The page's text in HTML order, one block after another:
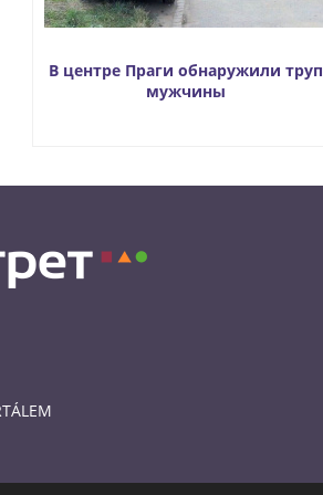
В центре Праги обнаружили труп
мужчины